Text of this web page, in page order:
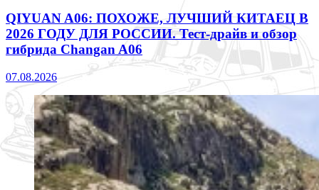
QIYUAN A06: ПОХОЖЕ, ЛУЧШИЙ КИТАЕЦ В
2026 ГОДУ ДЛЯ РОССИИ. Тест-драйв и обзор
гибрида Changan A06
07.08.2026